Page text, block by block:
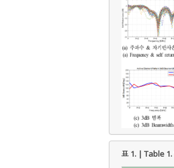
표 1. | Table 1.